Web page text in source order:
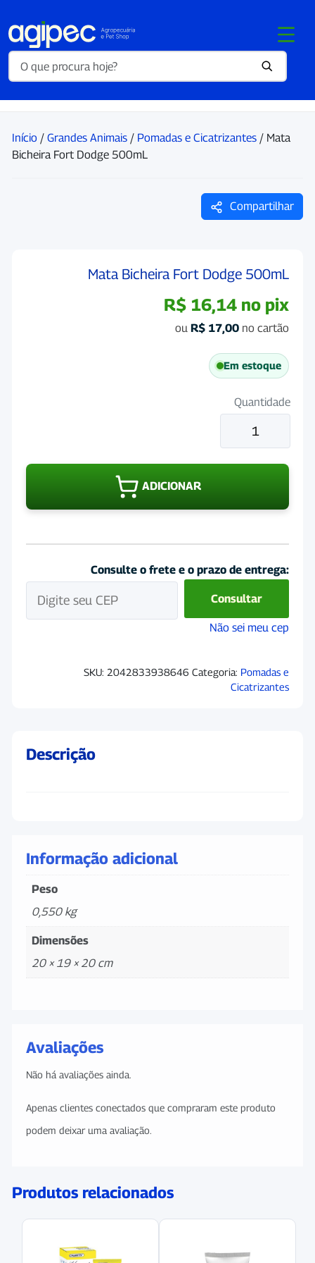
Início / Grandes Animais / Pomadas e Cicatrizantes / Mata
Bicheira Fort Dodge 500mL
Compartilhar
Mata Bicheira Fort Dodge 500mL
R$ 16,14 no pix
ou R$ 17,00 no cartão
Em estoque
Quantidade
Mata
Bicheira
Fort
ADICIONAR
Consulte o frete e o prazo de entrega:
Consultar
Não sei meu cep
SKU: 2042833938646 Categoria: Pomadas e
Cicatrizantes
Descrição
Informação adicional
Peso
0,550 kg
Dimensões
20 × 19 × 20 cm
Avaliações
Não há avaliações ainda.
Apenas clientes conectados que compraram este produto
podem deixar uma avaliação.
Produtos relacionados